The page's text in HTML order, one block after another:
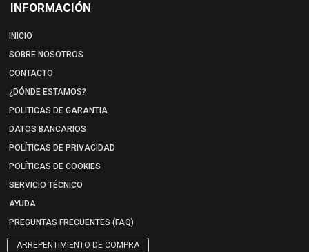
INFORMACIÓN
INICIO
SOBRE NOSOTROS
CONTACTO
¿DÓNDE ESTAMOS?
POLITICAS DE GARANTIA
DATOS BANCARIOS
POLÍTICAS DE PRIVACIDAD
POLÍTICAS DE COOKIES
SERVICIO TÉCNICO
AYUDA
PREGUNTAS FRECUENTES (FAQ)
ARREPENTIMIENTO DE COMPRA